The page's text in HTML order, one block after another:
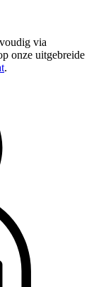
via
onze uitgebreide
.